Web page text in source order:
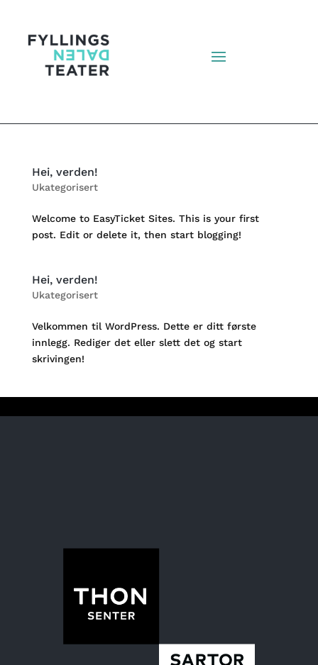
Hei, verden!
Ukategorisert
Welcome to EasyTicket Sites. This is your first
post. Edit or delete it, then start blogging!
Hei, verden!
Ukategorisert
Velkommen til WordPress. Dette er ditt første
innlegg. Rediger det eller slett det og start
skrivingen!